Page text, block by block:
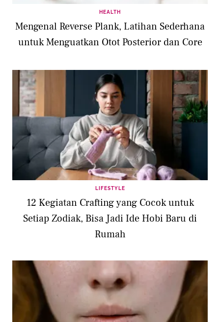
HEALTH
Mengenal Reverse Plank, Latihan Sederhana
untuk Menguatkan Otot Posterior dan Core
LIFESTYLE
12 Kegiatan Crafting yang Cocok untuk
Setiap Zodiak, Bisa Jadi Ide Hobi Baru di
Rumah